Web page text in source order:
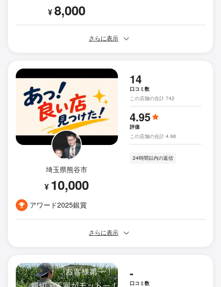
¥8,000
さらに表示
埼玉県熊谷市
¥ 10,000
アワード2025銀賞
14
口コミ数
この店舗の合計 742
4.95
評価
この店舗の合計 4.98
24時間以内の返信
さらに表示
-
口コミ数